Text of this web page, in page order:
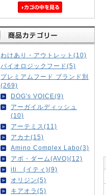
わけあり・アウトレット(10)
バイオロジックフード(5)
プレミアムフード ブランド別
(269)
DOG's VOICE(9)
アーガイルディッシュ
(10)
アーテミス(11)
アカナ(15)
Amino Complex Labo(3)
アボ・ダーム(AVO)(12)
iti (イティ)(9)
オリジン(5)
キアオラ(5)